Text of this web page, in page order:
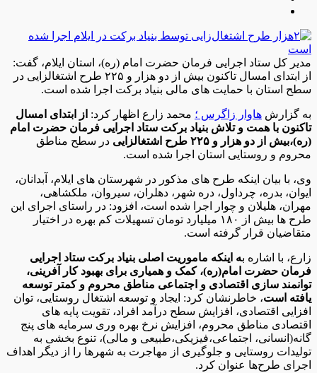
مدیر کل ستاد اجرایی فرمان حضرت امام (ره)، استان ایلام، گفت:
از ابتدای امسال تاکنون بیش از دو هزار و ۲۲۵ طرح اشتغالزایی در
سطح استان با حمایت های مالی بنیاد برکت اجرا شده است.
به گزارش هاوار زاگرس ؛ محمد زارع اظهار کرد: از ابتدای امسال
تاکنون با همت و تلاش بنیاد برکت ستاد اجرایی فرمان حضرت امام
(ره)،بیش از دو هزار و ۲۲۵ طرح اشتغالزایی
در سطح مناطق
محروم و روستایی استان اجرا شده است.
وی، با بیان اینکه طرح های مذکور در شهرستان های ایلام، آبدانان،
ایوان، بدره، چرداول، دره شهر، دهلران، سیروان، ملکشاهی،
مهران، هلیلان و چوار اجرا شده است، افزود: در راستای اجرای این
طرح ها بیش از ۱۸۰ میلیارد تومان تسهیلات کم بهره در اختیار
متقاضیان قرار گرفته است.
زارع، با اشاره به اینکه ماموریت اصلی بنیاد برکت ستاد اجرایی
فرمان حضرت امام(ره)، کمک و همیاری برای بهبود کار آفرینی،
توانمند سازی اقتصادی و اجتماعی مناطق محروم و کمتر توسعه
یافته است، خاطرنشان کرد: ایجاد و توسعه اشتغال روستایی، توان
افزایی اقتصادی، افزایش سطح درآمد افراد، تقویت پایه های
اقتصادی مناطق محروم، افزایش نرخ بهره وری سرمایه های پنج
گانه(انسانی، اجتماعی،فیزیکی،طبیعی و مالی)، تنوع بخشی به
تولیدات روستایی و جلوگیری از مهاجرت به شهرها را از دیگر اهداف
اجرای طرح‌ها عنوان کرد.